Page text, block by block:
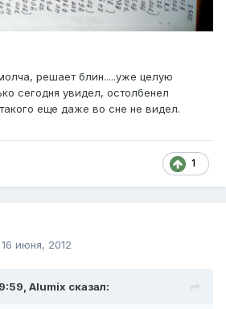
решает блин.....уже целую
сегодня увидел, остолбенел
еще даже во сне не видел.
1
16 июня, 2012
Alumix сказал: